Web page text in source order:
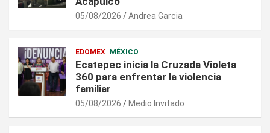
05/08/2026 Andrea Garcia
EDOMEX MÉXICO
Ecatepec inicia la Cruzada Violeta
360 para enfrentar la violencia
familiar
05/08/2026 Medio Invitado